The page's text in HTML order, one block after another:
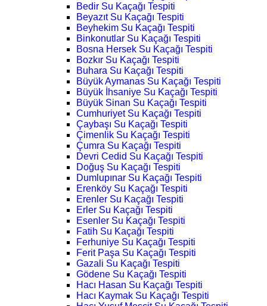
Bedir Su Kaçağı Tespiti
Beyazıt Su Kaçağı Tespiti
Beyhekim Su Kaçağı Tespiti
Binkonutlar Su Kaçağı Tespiti
Bosna Hersek Su Kaçağı Tespiti
Bozkır Su Kaçağı Tespiti
Buhara Su Kaçağı Tespiti
Büyük Aymanas Su Kaçağı Tespiti
Büyük İhsaniye Su Kaçağı Tespiti
Büyük Sinan Su Kaçağı Tespiti
Cumhuriyet Su Kaçağı Tespiti
Çaybaşı Su Kaçağı Tespiti
Çimenlik Su Kaçağı Tespiti
Çumra Su Kaçağı Tespiti
Devri Cedid Su Kaçağı Tespiti
Doğuş Su Kaçağı Tespiti
Dumlupınar Su Kaçağı Tespiti
Erenköy Su Kaçağı Tespiti
Erenler Su Kaçağı Tespiti
Erler Su Kaçağı Tespiti
Esenler Su Kaçağı Tespiti
Fatih Su Kaçağı Tespiti
Ferhuniye Su Kaçağı Tespiti
Ferit Paşa Su Kaçağı Tespiti
Gazali Su Kaçağı Tespiti
Gödene Su Kaçağı Tespiti
Hacı Hasan Su Kaçağı Tespiti
Hacı Kaymak Su Kaçağı Tespiti